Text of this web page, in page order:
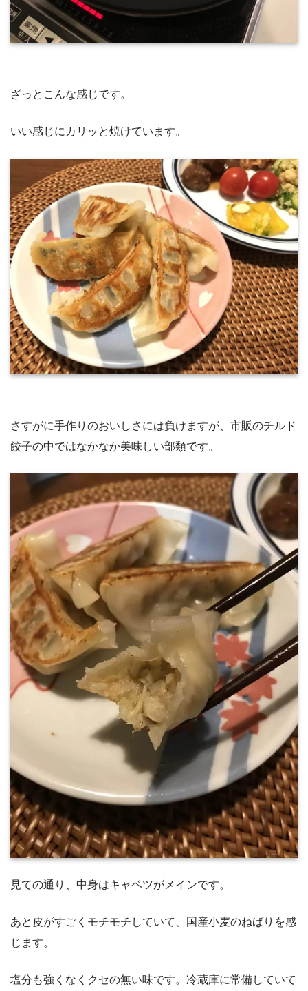
ざっとこんな感じです。
いい感じにカリッと焼けています。
さすがに手作りのおいしさには負けますが、市販のチルド
餃子の中ではなかなか美味しい部類です。
見ての通り、中身はキャベツがメインです。
あと皮がすごくモチモチしていて、国産小麦のねばりを感
じます。
塩分も強くなくクセの無い味です。冷蔵庫に常備していて